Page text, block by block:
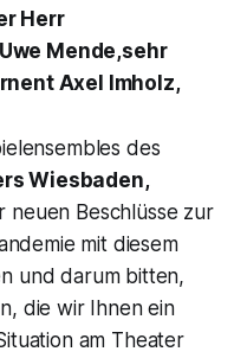
Herr
Mende,sehr
Axel Imholz,
des
Wiesbaden,
neuen Beschlüsse zur
mit diesem
und darum bitten,
die wir Ihnen ein
am Theater